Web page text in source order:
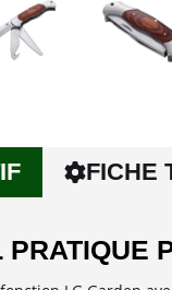
FICHE
PRATIQUE